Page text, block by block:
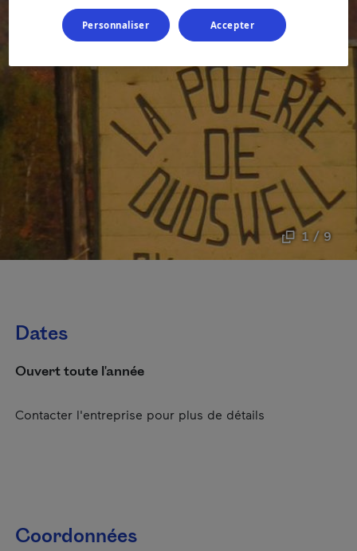
1 / 9
Dates
Ouvert toute l'année
Contacter l'entreprise pour plus de détails
Coordonnées
Personnaliser Accepter